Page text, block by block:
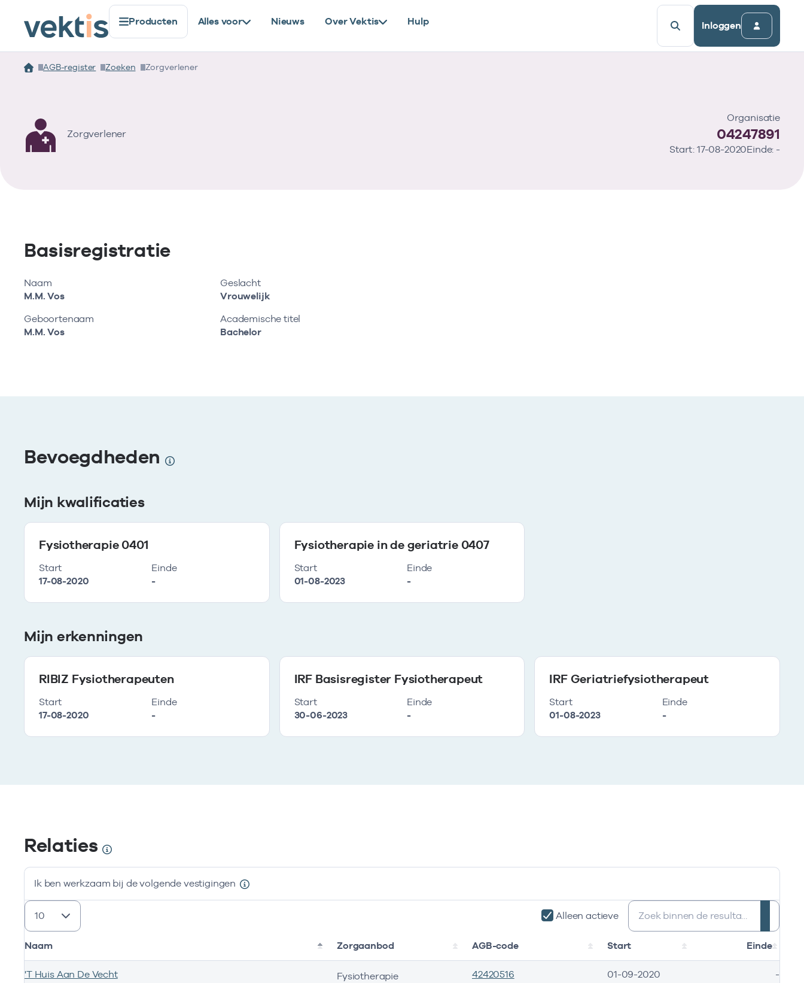
Producten Alles voor Nieuws Over Vektis Hulp Inloggen
AGB-register Zoeken Zorgverlener
Zorgverlener
Organisatie
04247891
Start: 17-08-2020Einde: -
Basisregistratie
Naam
M.M. Vos
Geboortenaam
M.M. Vos
Geslacht
Vrouwelijk
Academische titel
Bachelor
Bevoegdheden
Mijn kwalificaties
Fysiotherapie 0401
Start
17-08-2020
Einde
-
Fysiotherapie in de geriatrie 0407
Start
01-08-2023
Einde
-
Mijn erkenningen
RIBIZ Fysiotherapeuten
Start
17-08-2020
Einde
-
IRF Basisregister Fysiotherapeut
Start
30-06-2023
Einde
-
IRF Geriatriefysiotherapeut
Start
01-08-2023
Einde
-
Relaties
Ik ben werkzaam bij de volgende vestigingen
Alleen actieve
Zoeken:
Naam Zorgaanbod AGB-code Start Einde
'T Huis Aan De Vecht Fysiotherapie 42420516 01-09-2020 -